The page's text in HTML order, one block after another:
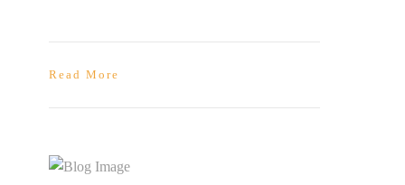
Read More